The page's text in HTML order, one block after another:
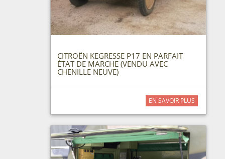
CITROËN KEGRESSE P17 EN PARFAIT
ÉTAT DE MARCHE (VENDU AVEC
CHENILLE NEUVE)
EN SAVOIR PLUS